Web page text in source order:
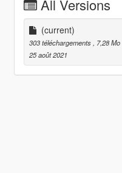
All Versions
(current)
303 téléchargements
, 7,28 Mo
25 août 2021